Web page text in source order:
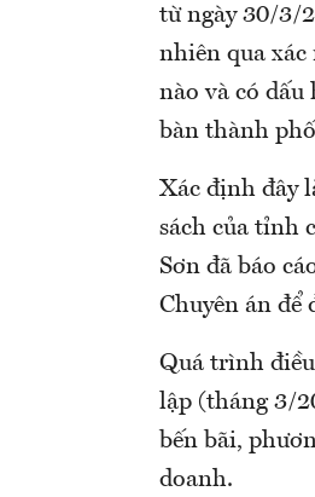
từ ngày 30/3/
nhiên qua
nào và có
bàn thành
Xác định đây
sách của tỉnh
Sơn đã báo
Chuyên án để
Quá trình
lập (tháng 3/
bến bãi,
doanh.